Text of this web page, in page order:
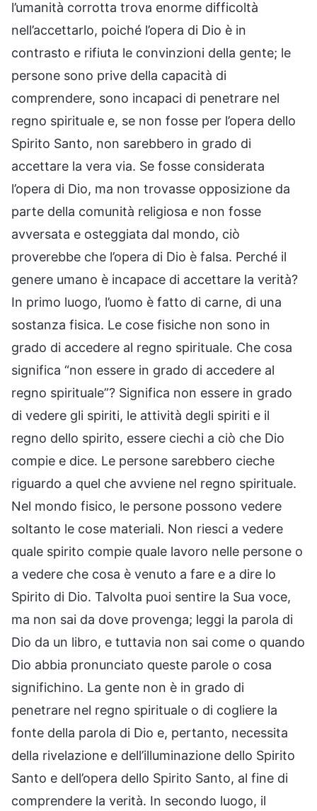
l’umanità corrotta trova enorme difficoltà
nell’accettarlo, poiché l’opera di Dio è in
contrasto e rifiuta le convinzioni della gente; le
persone sono prive della capacità di
comprendere, sono incapaci di penetrare nel
regno spirituale e, se non fosse per l’opera dello
Spirito Santo, non sarebbero in grado di
accettare la vera via. Se fosse considerata
l’opera di Dio, ma non trovasse opposizione da
parte della comunità religiosa e non fosse
avversata e osteggiata dal mondo, ciò
proverebbe che l’opera di Dio è falsa. Perché il
genere umano è incapace di accettare la verità?
In primo luogo, l’uomo è fatto di carne, di una
sostanza fisica. Le cose fisiche non sono in
grado di accedere al regno spirituale. Che cosa
significa “non essere in grado di accedere al
regno spirituale”? Significa non essere in grado
di vedere gli spiriti, le attività degli spiriti e il
regno dello spirito, essere ciechi a ciò che Dio
compie e dice. Le persone sarebbero cieche
riguardo a quel che avviene nel regno spirituale.
Nel mondo fisico, le persone possono vedere
soltanto le cose materiali. Non riesci a vedere
quale spirito compie quale lavoro nelle persone o
a vedere che cosa è venuto a fare e a dire lo
Spirito di Dio. Talvolta puoi sentire la Sua voce,
ma non sai da dove provenga; leggi la parola di
Dio da un libro, e tuttavia non sai come o quando
Dio abbia pronunciato queste parole o cosa
significhino. La gente non è in grado di
penetrare nel regno spirituale o di cogliere la
fonte della parola di Dio e, pertanto, necessita
della rivelazione e dell’illuminazione dello Spirito
Santo e dell’opera dello Spirito Santo, al fine di
comprendere la verità. In secondo luogo, il